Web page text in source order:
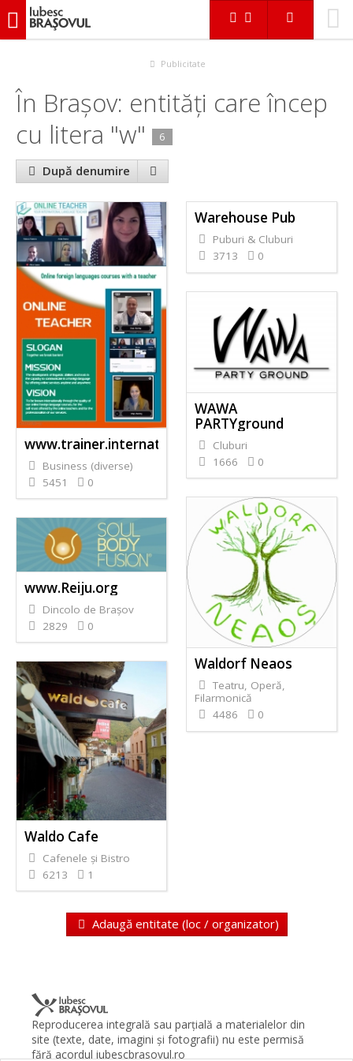
iubescbraşovul.ro
Publicitate
În Braşov: entităţi care încep
cu litera "w" 6
După denumire
www.trainer.international
Business (diverse)
5451
0
Warehouse Pub
Puburi & Cluburi
3713
0
WAWA
PARTYground
Cluburi
1666
0
Waldorf Neaos
Teatru, Operă,
Filarmonică
4486
0
www.Reiju.org
Dincolo de Braşov
2829
0
Waldo Cafe
Cafenele și Bistro
6213
1
Adaugă entitate (loc / organizator)
Reproducerea integrală sau parţială a materialelor din
site (texte, date, imagini şi fotografii) nu este permisă
fără acordul iubescbrasovul.ro